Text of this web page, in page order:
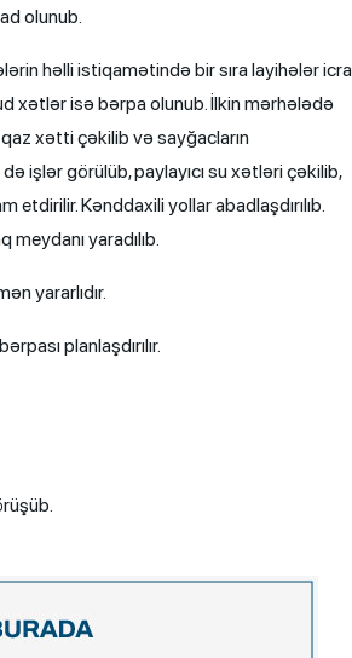
olunub.
həlli istiqamətində bir sıra layihələr icra
xətlər isə bərpa olunub. İlkin mərhələdə
xətti çəkilib və sayğacların
işlər görülüb, paylayıcı su xətləri çəkilib,
etdirilir. Kənddaxili yollar abadlaşdırılıb.
yaradılıb.
yararlıdır.
planlaşdırılır.